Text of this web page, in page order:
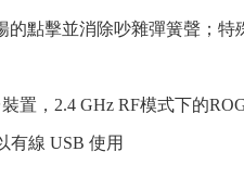
點擊並消除吵雜彈簧聲；
，2.4 GHz RF模式下的
有線 USB 使用